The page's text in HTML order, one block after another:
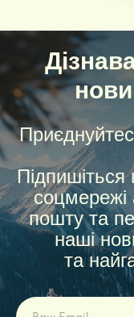
соцмережі
пошту та
наші
та